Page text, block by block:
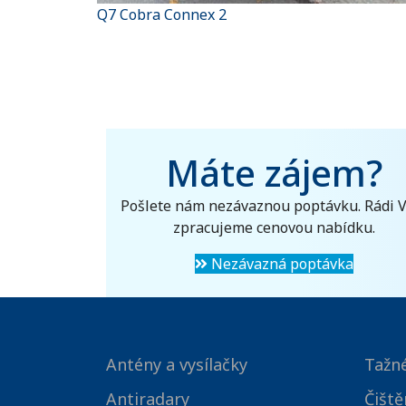
Q7 Cobra Connex 2
Máte zájem?
Pošlete nám nezávaznou poptávku. Rádi
zpracujeme cenovou nabídku.
Nezávazná poptávka
Antény a vysílačky
Antiradary